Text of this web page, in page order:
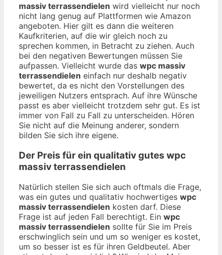
massiv terrassendielen wird vielleicht nur noch
nicht lang genug auf Plattformen wie Amazon
angeboten. Hier gilt es dann die weiteren
Kaufkriterien, auf die wir gleich noch zu
sprechen kommen, in Betracht zu ziehen. Auch
bei den negativen Bewertungen müssen Sie
aufpassen. Vielleicht wurde das wpc massiv
terrassendielen einfach nur deshalb negativ
bewertet, da es nicht den Vorstellungen des
jeweiligen Nutzers entsprach. Auf ihre Wünsche
passt es aber vielleicht trotzdem sehr gut. Es ist
immer von Fall zu Fall zu unterscheiden. Hören
Sie nicht auf die Meinung anderer, sondern
bilden Sie sich ihre eigene.
Der Preis für ein qualitativ gutes wpc
massiv terrassendielen
Natürlich stellen Sie sich auch oftmals die Frage,
was ein gutes und qualitativ hochwertiges wpc
massiv terrassendielen kosten darf. Diese
Frage ist auf jeden Fall berechtigt. Ein wpc
massiv terrassendielen sollte für Sie im Preis
erschwinglich sein und um so weniger es kostet,
um so besser ist es für ihren Geldbeutel. Aber